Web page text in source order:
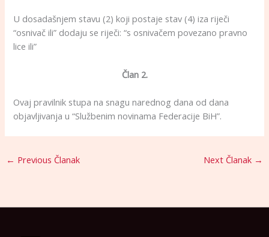
U dosadašnjem stavu (2) koji postaje stav (4) iza riječi
“osnivač ili” dodaju se riječi: “s osnivačem povezano pravno
lice ili”
Član 2.
Ovaj pravilnik stupa na snagu narednog dana od dana
objavljivanja u “Službenim novinama Federacije BiH”.
← Previous Članak Next Članak →